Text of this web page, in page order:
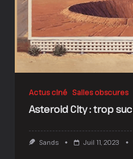
Actus ciné Salles obscures
Asteroid City : trop
Sands Juil 11, 2023